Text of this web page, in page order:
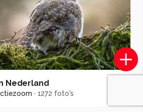
Nederland
· 1272 foto's